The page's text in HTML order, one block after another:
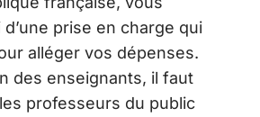
prise en charge qui
alléger vos dépenses.
des enseignants, il faut
professeurs du public